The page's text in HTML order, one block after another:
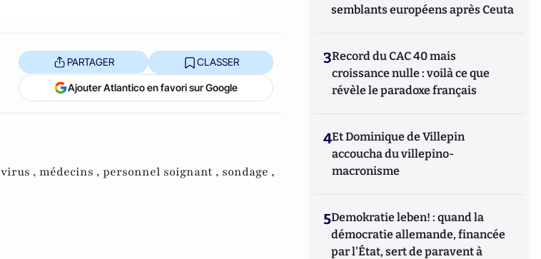
PARTAGER CLASSER
Ajouter Atlantico en favori sur Google
virus , médecins , personnel soignant , sondage ,
semblants européens après Ceuta
3Record du CAC 40 mais
croissance nulle : voilà ce que
révèle le paradoxe français
4Et Dominique de Villepin
accoucha du villepino-
macronisme
5Demokratie leben! : quand la
démocratie allemande, financée
par l'État, sert de paravent à